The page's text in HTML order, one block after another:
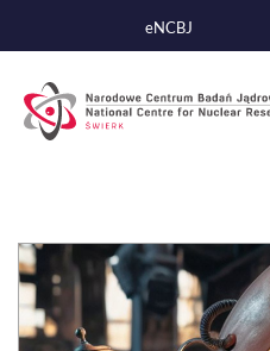
eNCBJ